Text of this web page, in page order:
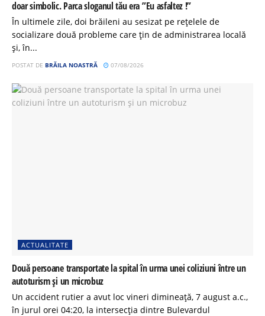
doar simbolic. Parca sloganul tău era ”Eu asfaltez !”
În ultimele zile, doi brăileni au sesizat pe rețelele de
socializare două probleme care țin de administrarea locală
și, în...
POSTAT DE BRĂILA NOASTRĂ 07/08/2026
ACTUALITATE
Două persoane transportate la spital în urma unei coliziuni între un
autoturism și un microbuz
Un accident rutier a avut loc vineri dimineață, 7 august a.c.,
în jurul orei 04:20, la intersecția dintre Bulevardul